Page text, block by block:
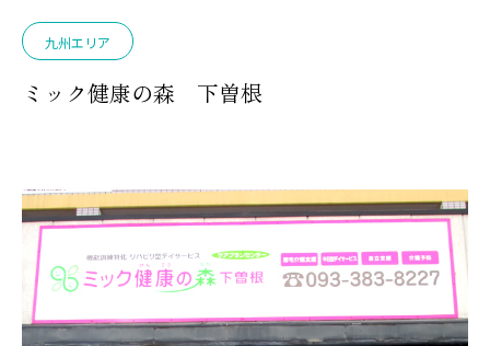
九州エリア
ミック健康の森 下曽根